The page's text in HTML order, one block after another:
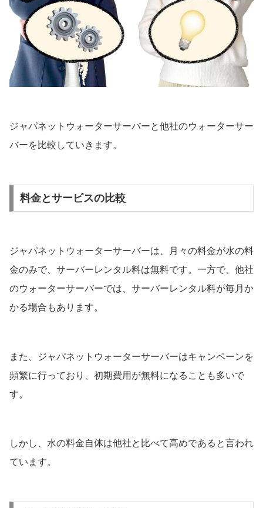
ジャパネットウォーターサーバーと他社のウォーターサー
バーを比較していきます。
料金とサービスの比較
ジャパネットウォーターサーバーは、月々の料金が水の料
金のみで、サーバーレンタル料は無料です。一方で、他社
のウォーターサーバーでは、サーバーレンタル料が毎月か
かる場合もあります。
また、ジャパネットウォーターサーバーはキャンペーンを
頻繁に行っており、初期費用が無料になることも多いで
す。
しかし、水の料金自体は他社と比べて高めであると言われ
ています。